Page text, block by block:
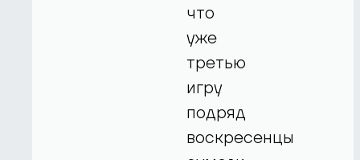
что
уже
третью
игру
подряд
воскресенцы